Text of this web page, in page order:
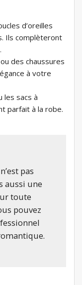
d’oreilles
Ils complèteront
des chaussures
à votre
les sacs à
parfait à la robe.
pas
aussi une
toute
pouvez